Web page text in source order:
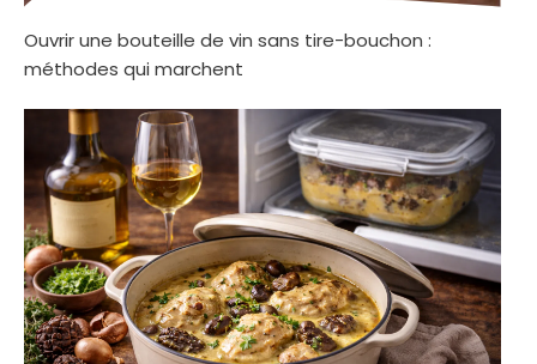
Ouvrir une bouteille de vin sans tire-bouchon :
méthodes qui marchent